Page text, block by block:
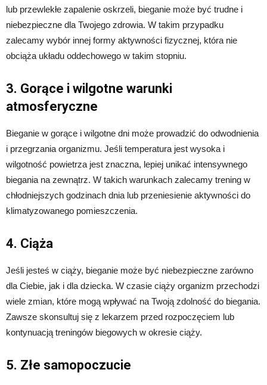
lub przewlekłe zapalenie oskrzeli, bieganie może być trudne i
niebezpieczne dla Twojego zdrowia. W takim przypadku
zalecamy wybór innej formy aktywności fizycznej, która nie
obciąża układu oddechowego w takim stopniu.
3. Gorące i wilgotne warunki
atmosferyczne
Bieganie w gorące i wilgotne dni może prowadzić do odwodnienia
i przegrzania organizmu. Jeśli temperatura jest wysoka i
wilgotność powietrza jest znaczna, lepiej unikać intensywnego
biegania na zewnątrz. W takich warunkach zalecamy trening w
chłodniejszych godzinach dnia lub przeniesienie aktywności do
klimatyzowanego pomieszczenia.
4. Ciąża
Jeśli jesteś w ciąży, bieganie może być niebezpieczne zarówno
dla Ciebie, jak i dla dziecka. W czasie ciąży organizm przechodzi
wiele zmian, które mogą wpływać na Twoją zdolność do biegania.
Zawsze skonsultuj się z lekarzem przed rozpoczęciem lub
kontynuacją treningów biegowych w okresie ciąży.
5. Złe samopoczucie